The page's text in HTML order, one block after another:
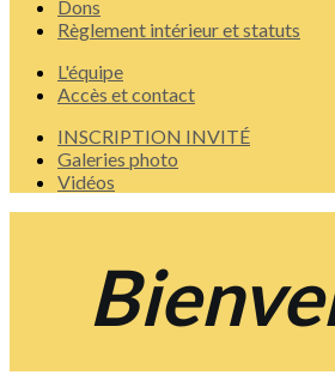
Dons
Règlement intérieur et statuts
L'équipe
Accès et contact
INSCRIPTION INVITÉ
Galeries photo
Vidéos